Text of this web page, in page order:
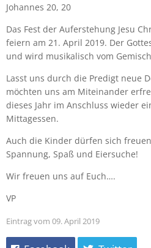
Johannes 20, 20
Das Fest der Auferstehung Jesu
feiern am 21. April 2019. Der
und wird musikalisch vom
Lasst uns durch die Predigt neue
möchten uns am Miteinander
dieses Jahr im Anschluss wieder
Mittagessen.
Auch die Kinder dürfen sich
Spannung, Spaß und Eiersuche!
Wir freuen uns auf Euch….
VP
Eintrag vom 09. April 2019